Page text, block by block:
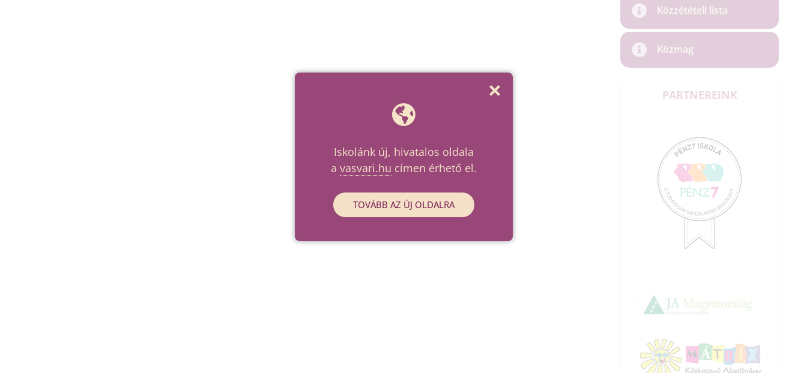
Közzétételi lista
Közmag
PARTNEREINK
Iskolánk új, hivatalos oldala
a vasvari.hu címen érhető el.
TOVÁBB AZ ÚJ OLDALRA